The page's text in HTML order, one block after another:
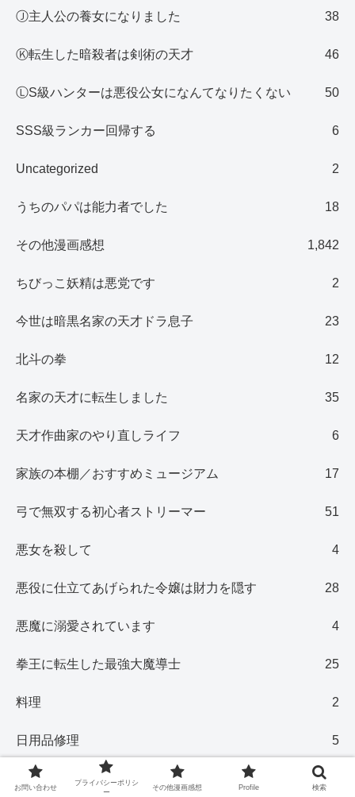
Ⓙ主人公の養女になりました 38
Ⓚ転生した暗殺者は剣術の天才 46
ⓁS級ハンターは悪役公女になんてなりたくない 50
SSS級ランカー回帰する 6
Uncategorized 2
うちのパパは能力者でした 18
その他漫画感想 1,842
ちびっこ妖精は悪党です 2
今世は暗黒名家の天才ドラ息子 23
北斗の拳 12
名家の天才に転生しました 35
天才作曲家のやり直しライフ 6
家族の本棚／おすすめミュージアム 17
弓で無双する初心者ストリーマー 51
悪女を殺して 4
悪役に仕立てあげられた令嬢は財力を隠す 28
悪魔に溺愛されています 4
拳王に転生した最強大魔導士 25
料理 2
日用品修理 5
映画・テレビ・日常生活 130
お問い合わせ
プライバシーポリシ
ー
その他漫画感想 Profile 検索